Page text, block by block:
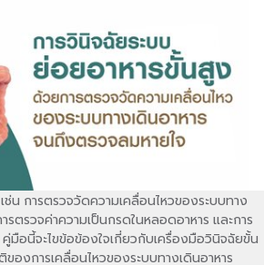
การตรวจวัดความเคลื่อนไหวของระบบทาง
รตรวจค่าความเป็นกรดในหลอดอาหาร และการ
มือนี้จะไขข้อข้องใจเกี่ยวกับเครื่องมือวินิจฉัยขั้น
องการเคลื่อนไหวของระบบทางเดินอาหาร